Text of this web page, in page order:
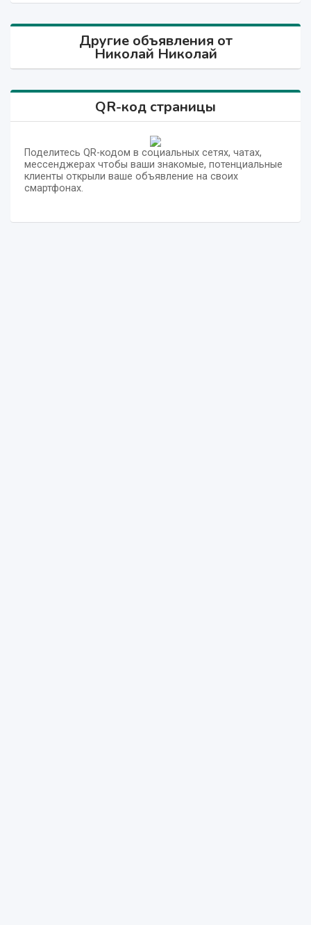
Другие объявления от
Николай Николай
QR-код страницы
Поделитесь QR-кодом в социальных сетях, чатах,
мессенджерах чтобы ваши знакомые, потенциальные
клиенты открыли ваше объявление на своих
смартфонах.